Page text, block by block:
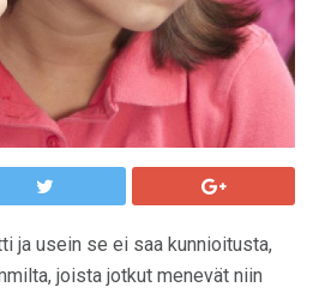
ja usein se ei saa kunnioitusta,
joista jotkut menevät niin